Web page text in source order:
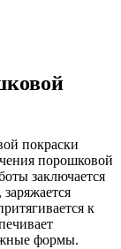
покраски
порошковой
заключается
к
формы.